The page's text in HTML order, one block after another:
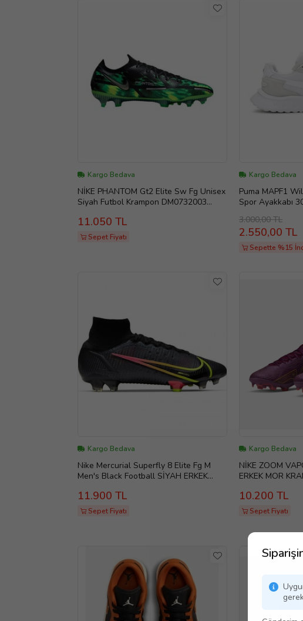
Kargo Bedava
NİKE PHANTOM Gt2 Elite Sw Fg Unisex
Siyah Futbol Krampon DM0732003
11.050 TL
Sepet Fiyatı
Kargo Bedava
Puma MAPF1
Spor Ayakkabı
3.000,00 TL
2.550,00 TL
Sepette %15
Kargo Bedava
Nike Mercurial Superfly 8 Elite Fg M
Men's Black Football SİYAH ERKEK
11.900 TL
Sepet Fiyatı
Kargo Bedava
NİKE ZOOM
ERKEK MOR
10.200 TL
Sepet Fiyatı